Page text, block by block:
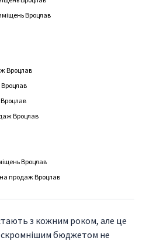
Вроцлав
Вроцлав
Вроцлав
Вроцлав
продаж Вроцлав
з кожним роком, але це
скромнішим бюджетом не